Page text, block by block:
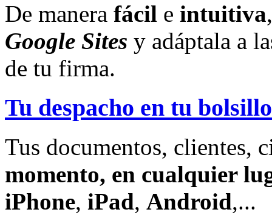
De manera fácil e intuitiva
Google Sites y adáptala a
de tu firma.
Tu despacho en tu bolsillo
Tus documentos, clientes,
momento, en cualquier
iPhone, iPad, Android,...